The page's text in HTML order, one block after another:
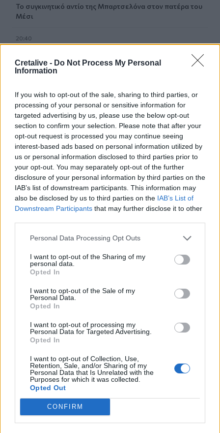
Cretalive - Do Not Process My Personal
Information
If you wish to opt-out of the sale, sharing to third parties, or
processing of your personal or sensitive information for
targeted advertising by us, please use the below opt-out
section to confirm your selection. Please note that after your
opt-out request is processed you may continue seeing
interest-based ads based on personal information utilized by
us or personal information disclosed to third parties prior to
your opt-out. You may separately opt-out of the further
disclosure of your personal information by third parties on the
IAB’s list of downstream participants. This information may
also be disclosed by us to third parties on the IAB’s List of
Downstream Participants that may further disclose it to other
Personal Data Processing Opt Outs
I want to opt-out of the Sharing of my
personal data.
Opted In
I want to opt-out of the Sale of my
Personal Data.
Opted In
I want to opt-out of processing my
Personal Data for Targeted Advertising.
Opted In
I want to opt-out of Collection, Use,
Retention, Sale, and/or Sharing of my
Personal Data that Is Unrelated with the
Purposes for which it was collected.
Opted Out
CONFIRM
Το συγκινητικό αντίο της Μπαρτσελόνα στον πατέρα του
Μέσι
20:40
σκορπάει τον θάνατο σε σχολείο - Σοκαριστικό βίντεο
των ΗΠΑ για τη Γάζα
20:14
Θλίψη για τον Χανς: Δόθηκε από το Ηράκλειο για
υιοθεσία στην Αθήνα και ο ιδιοκτήτης του τον σκότωσε
με φρικτό τρόπο
20:05
Καλύτερη η εικόνα της φωτιάς στη Μικρή Βίγλα της Νάξου
20:03
Βρετανό
Ηράκλειο: Δικογραφία για τα λύματα στο λιμάνι, πίσω
από την πλατεία 18 Άγγλων
19:48
Εξαρθρώθηκε ομάδα που διακινούσε ναρκωτικά στην
Αθήνα και στην περιοχή της Πανεπιστημιούπολης
19:33
Τραγωδία στην Πάρο: Πνίγηκε 4χρονος σε πισίνα beach
19:15
Συνελήφθη 49χρονος, βασικό μέλος της εγκληματικής